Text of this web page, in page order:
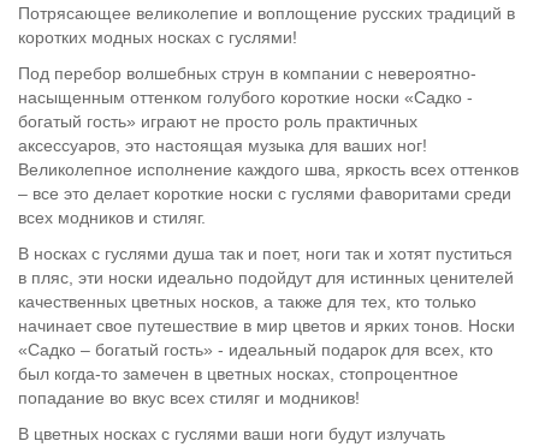
Потрясающее великолепие и воплощение русских традиций в
коротких модных носках с гуслями!
Под перебор волшебных струн в компании с невероятно-
насыщенным оттенком голубого короткие носки «Садко -
богатый гость» играют не просто роль практичных
аксессуаров, это настоящая музыка для ваших ног!
Великолепное исполнение каждого шва, яркость всех оттенков
– все это делает короткие носки с гуслями фаворитами среди
всех модников и стиляг.
В носках с гуслями душа так и поет, ноги так и хотят пуститься
в пляс, эти носки идеально подойдут для истинных ценителей
качественных цветных носков, а также для тех, кто только
начинает свое путешествие в мир цветов и ярких тонов. Носки
«Садко – богатый гость» - идеальный подарок для всех, кто
был когда-то замечен в цветных носках, стопроцентное
попадание во вкус всех стиляг и модников!
В цветных носках с гуслями ваши ноги будут излучать